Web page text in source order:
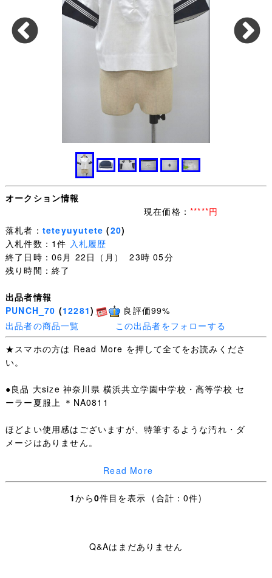
オークション情報
現在価格： *****円
落札者： teteyuyutete (20)
入札件数：1件 入札履歴
終了日時：06月 22日（月） 23時 05分
残り時間：終了
出品者情報
PUNCH_70 (12281)
良評価99%
出品者の商品一覧
この出品者をフォローする
★スマホの方は Read More を押して全てをお読みくださ
い。
●良品 大size 神奈川県 横浜共立学園中学校・高等学校 セ
ーラー夏服上 ＊NA0811
ほどよい使用感はございますが、特筆するような汚れ・ダ
メージはありません。
夏服上：SIZE 165A 肩幅41.5cm 身幅51cm 着丈44.2cm
・お手数ですが下記を全てお読みいただき、ご入札＝ご了
の汚れやダメージ以外は記載していません、写真を優先し
Read More
1から0件目を表示 (合計：0件)
Q&Aはまだありません